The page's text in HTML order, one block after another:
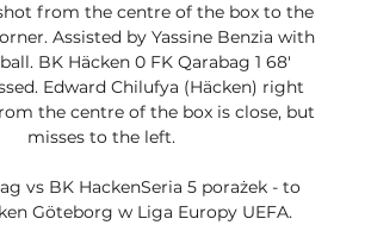
from the centre of the box to the
Assisted by Yassine Benzia with
BK Häcken 0 FK Qarabag 1 68'
Edward Chilufya (Häcken) right
the centre of the box is close, but
misses to the left.
vs BK HackenSeria 5 porażek - to
Göteborg w Liga Europy UEFA.